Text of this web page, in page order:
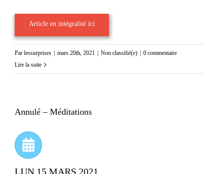
Article en intégralité ici
Par lessurprises | mars 20th, 2021 | Non classifié(e) | 0 commentaire
Lire la suite
Annulé – Méditations
LUN 15 MARS 2021